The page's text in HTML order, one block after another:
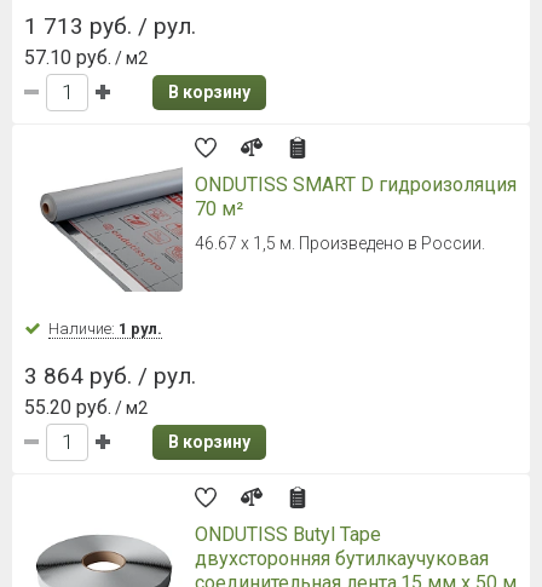
757 руб. / шт.
NICOBAND 3м*150мм коричневый
Наличие:Уточняйте
757 руб. / шт.
В корзину
20х1 м